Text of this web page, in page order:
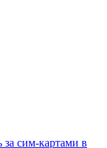
сим-картами в